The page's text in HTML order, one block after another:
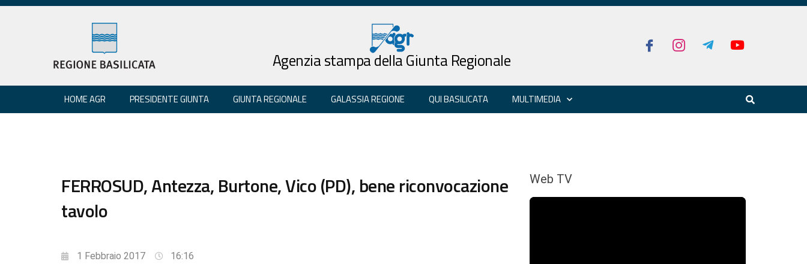
Agenzia stampa della Giunta Regionale
HOME AGR PRESIDENTE GIUNTA GIUNTA REGIONALE GALASSIA REGIONE QUI BASILICATA MULTIMEDIA
FERROSUD, Antezza, Burtone, Vico (PD), bene riconvocazione
tavolo
1 Febbraio 2017 16:16
Web TV